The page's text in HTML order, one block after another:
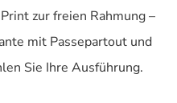
zur freien Rahmung –
mit Passepartout und
Sie Ihre Ausführung.